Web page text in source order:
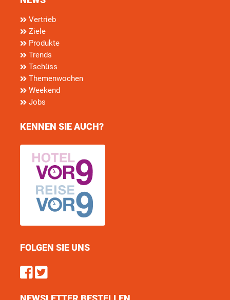
Vertrieb
Ziele
Produkte
Trends
Tschüss
Themenwochen
Weekend
Jobs
KENNEN SIE AUCH?
FOLGEN SIE UNS
Find us on Facebook
Follow us on Twitter